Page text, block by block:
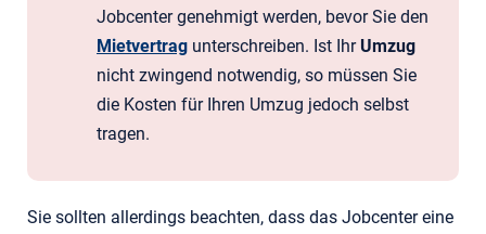
Jobcenter genehmigt werden, bevor Sie den
Mietvertrag unterschreiben. Ist Ihr Umzug
nicht zwingend notwendig, so müssen Sie
die Kosten für Ihren Umzug jedoch selbst
tragen.
Sie sollten allerdings beachten, dass das Jobcenter eine